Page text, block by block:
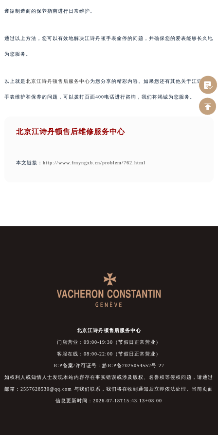
遵循制造商的保养指南进行日常维护。
通过以上方法，您可以有效地解决江诗丹顿手表偷停的问题，并确保您的爱表能够长久地
为您服务。
以上就是北京江诗丹顿售后服务中心为您分享的精彩内容。如果您还有其他关于江诗丹顿
手表维护和保养的问题，可以拨打页面400电话进行咨询，我们将竭诚为您服务。
北京江诗丹顿售后维修服务中心
本文链接： http://www.frnyngxb.cn/problem/762.html
北京江诗丹顿售后服务中心
门店营业：09:00-19:30（节假日正常营业）
客服在线：08:00-22:00（节假日正常营业）
ICP备案/许可证号：黔ICP备2025054552号-27
如权利人或知情人士发现本站内容存在事实错误或涉及版权、名誉权等侵权问题，请通过
邮箱：2557628530@qq.com 与我们联系，我们将在收到通知后立即依法处理。当前页面
信息更新时间：2026-07-18T15:43:13+08:00